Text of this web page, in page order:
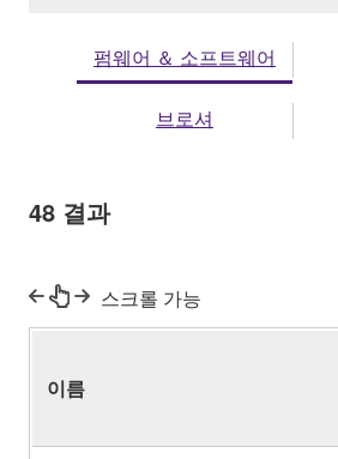
펌웨어 ＆ 소프트웨어
브로셔
48 결과
스크롤 가능
이름